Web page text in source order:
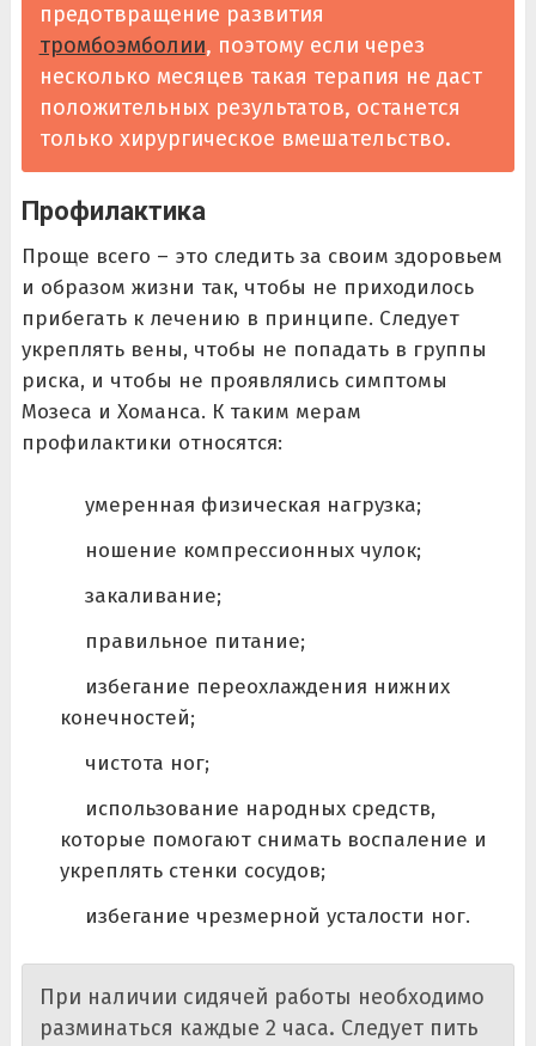
предотвращение развития
тромбоэмболии, поэтому если через
несколько месяцев такая терапия не даст
положительных результатов, останется
только хирургическое вмешательство.
Профилактика
Проще всего – это следить за своим здоровьем
и образом жизни так, чтобы не приходилось
прибегать к лечению в принципе. Следует
укреплять вены, чтобы не попадать в группы
риска, и чтобы не проявлялись симптомы
Мозеса и Хоманса. К таким мерам
профилактики относятся:
умеренная физическая нагрузка;
ношение компрессионных чулок;
закаливание;
правильное питание;
избегание переохлаждения нижних
конечностей;
чистота ног;
использование народных средств,
которые помогают снимать воспаление и
укреплять стенки сосудов;
избегание чрезмерной усталости ног.
При наличии сидячей работы необходимо
разминаться каждые 2 часа. Следует пить